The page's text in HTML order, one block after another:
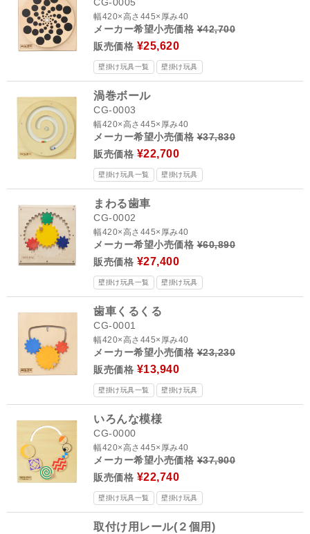
幅420×高さ445×厚み40
メーカー希望小売価格¥42,700
販売価格 ¥25,620
壁掛け玩具一覧 壁掛け玩具
渦巻ボール
CG-0003
幅420×高さ445×厚み40
メーカー希望小売価格¥37,830
販売価格 ¥22,700
壁掛け玩具一覧 壁掛け玩具
まわる歯車
CG-0002
幅420×高さ445×厚み40
メーカー希望小売価格¥60,890
販売価格 ¥27,400
壁掛け玩具一覧 壁掛け玩具
歯車くるくる
CG-0001
幅420×高さ445×厚み40
メーカー希望小売価格¥23,230
販売価格 ¥13,940
壁掛け玩具一覧 壁掛け玩具
いろんな模様
CG-0000
幅420×高さ445×厚み40
メーカー希望小売価格¥37,900
販売価格 ¥22,740
壁掛け玩具一覧 壁掛け玩具
取付け用レール(２個用)